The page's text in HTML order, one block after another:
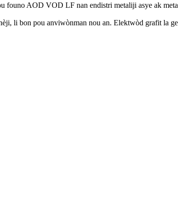
founo AOD VOD LF nan endistri metaliji asye ak
li bon pou anviwònman nou an. Elektwòd grafit la